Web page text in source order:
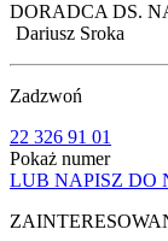
DORADCA DS.
Dariusz Sroka
Zadzwoń
22 326 91 01
Pokaż numer
LUB NAPISZ DO